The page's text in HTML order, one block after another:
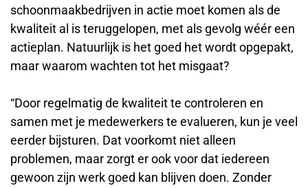
schoonmaakbedrijven in actie moet komen als de
kwaliteit al is teruggelopen, met als gevolg wéér een
actieplan. Natuurlijk is het goed het wordt opgepakt,
maar waarom wachten tot het misgaat?
“Door regelmatig de kwaliteit te controleren en
samen met je medewerkers te evalueren, kun je veel
eerder bijsturen. Dat voorkomt niet alleen
problemen, maar zorgt er ook voor dat iedereen
gewoon zijn werk goed kan blijven doen. Zonder